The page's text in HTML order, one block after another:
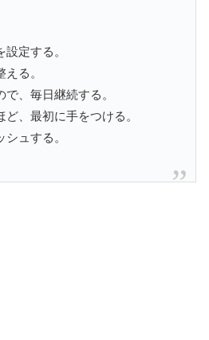
設定する。
る。
で、毎日継続する。
ど、最初に手をつける。
シュする。